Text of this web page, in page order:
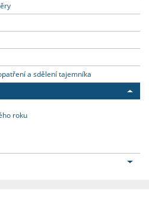
a sdělení tajemníka
roku